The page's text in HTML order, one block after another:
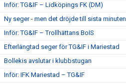
Inför: TG&IF – Lidköpings FK (DM)
Ny seger - men det dröjde till sista minuten
Inför: TG&IF – Trollhättans BoIS
Efterlängtad seger för TG&IF i Mariestad
Bollekis avslutar i klubbstugan
Inför: IFK Mariestad – TG&IF